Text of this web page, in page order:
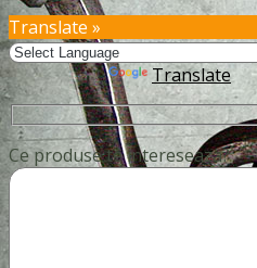
Translate »
Powered by
Translate
Ce produse te intereseaza?